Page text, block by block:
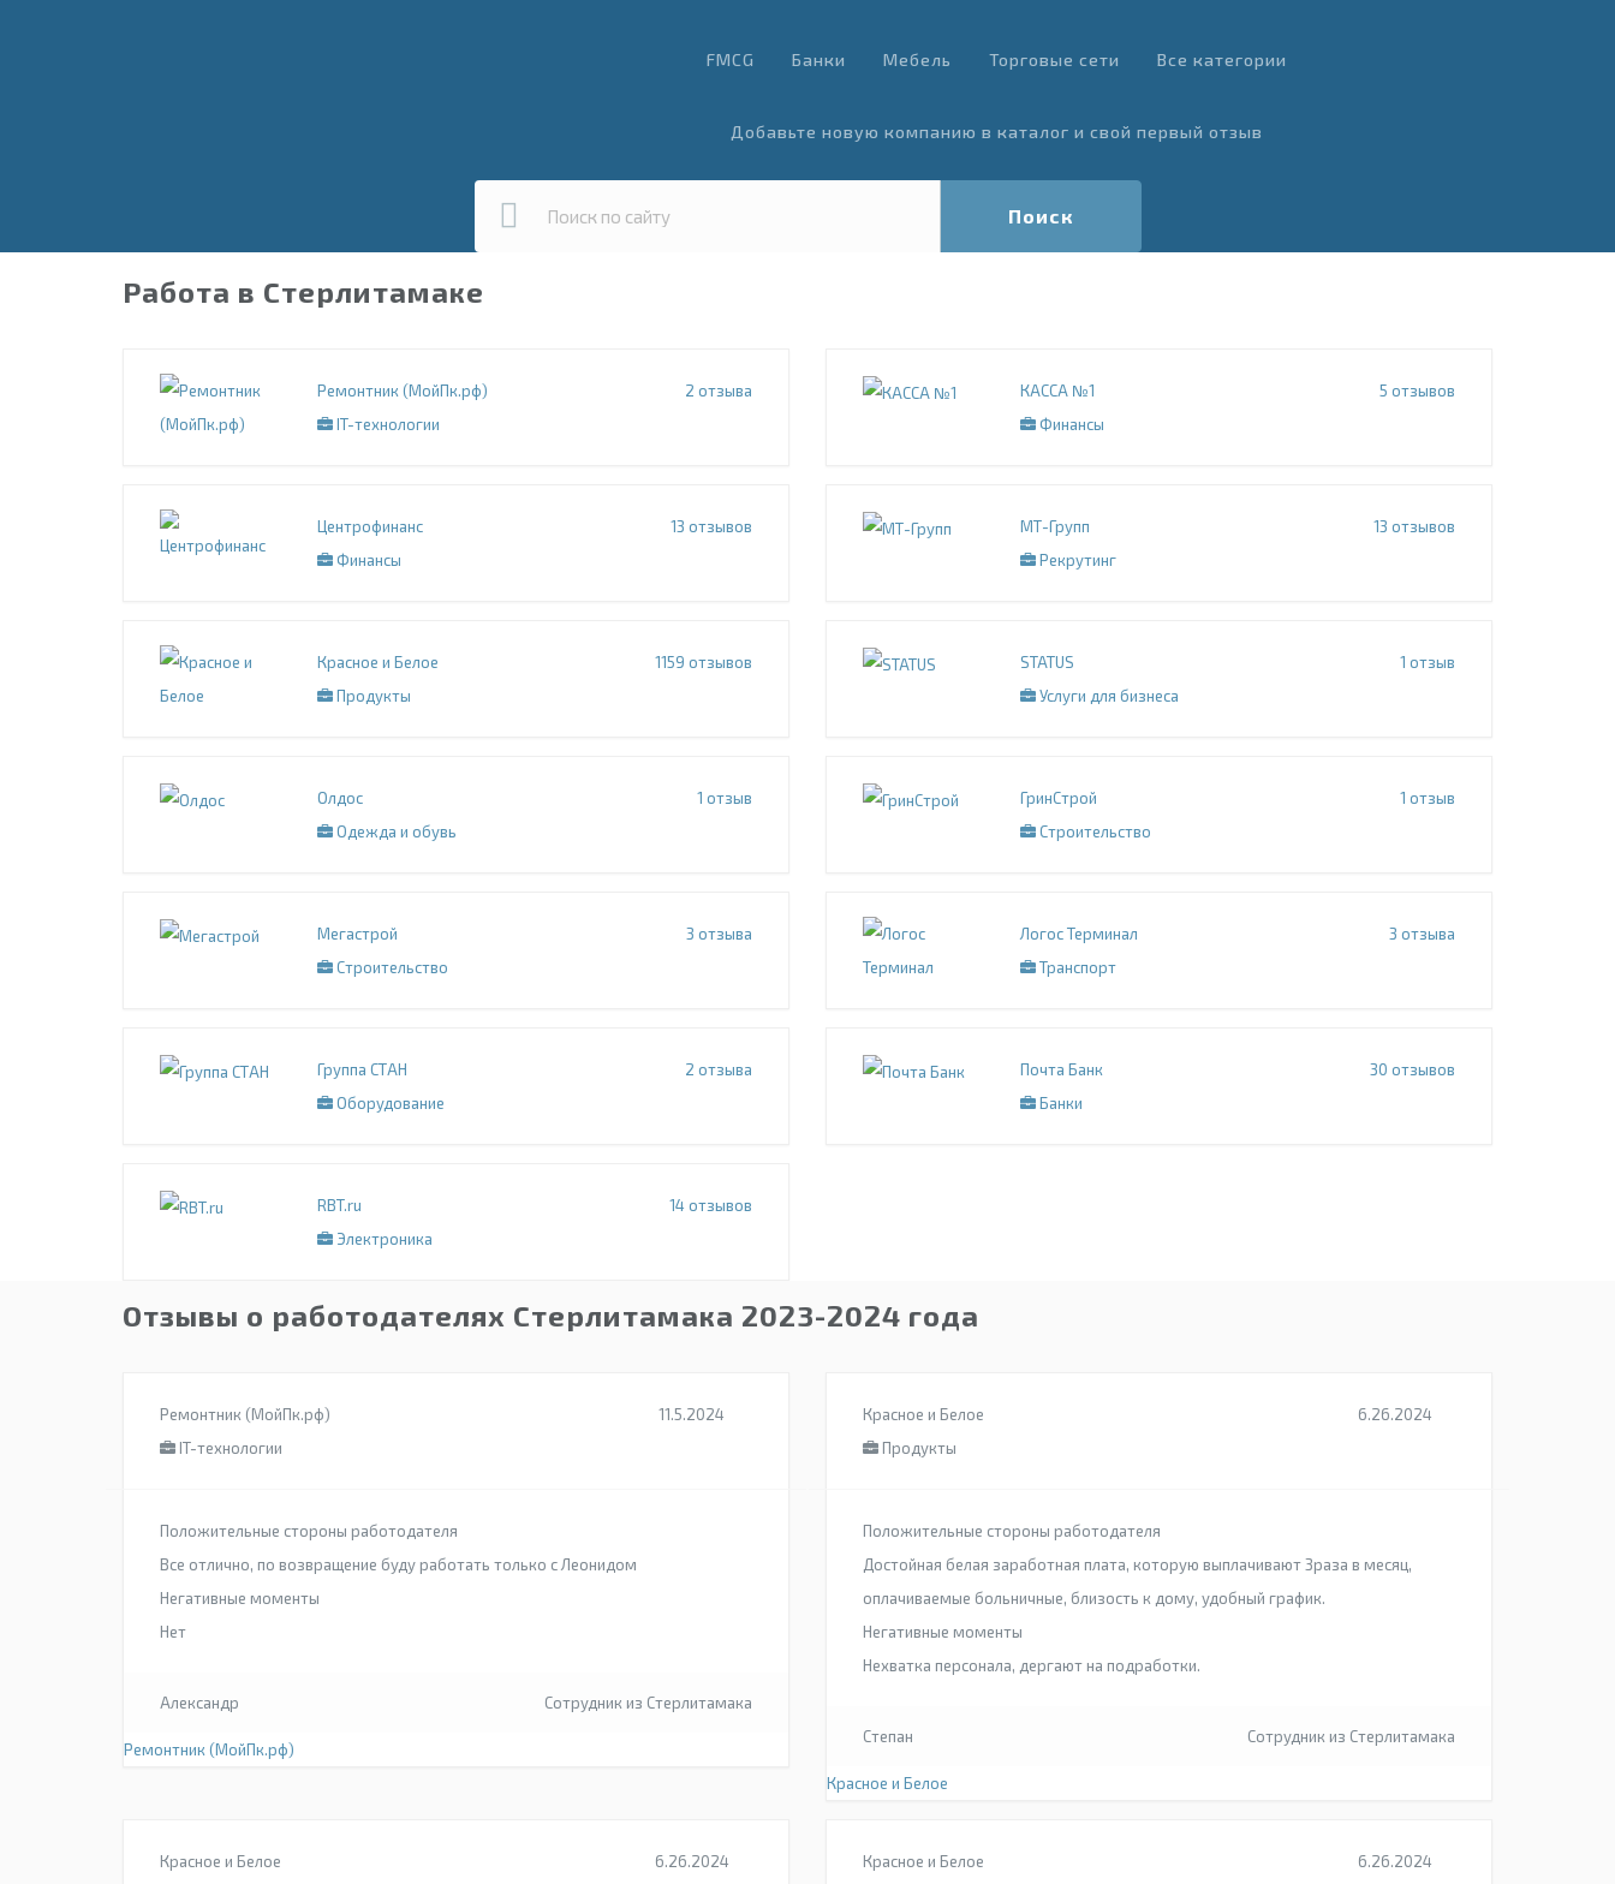
FMCG Банки Мебель Торговые сети Все категории
Добавьте новую компанию в каталог и свой первый отзыв
Поиск
Работа в Стерлитамаке
Ремонтник (МойПк.рф)
IT-технологии
2 отзыва
КАССА №1
Финансы
5 отзывов
Центрофинанс
Финансы
13 отзывов
МТ-Групп
Рекрутинг
13 отзывов
Красное и Белое
Продукты
1159 отзывов
STATUS
Услуги для бизнеса
1 отзыв
Олдос
Одежда и обувь
1 отзыв
ГринСтрой
Строительство
1 отзыв
Мегастрой
Строительство
3 отзыва
Логос Терминал
Транспорт
3 отзыва
Группа СТАН
Оборудование
2 отзыва
Почта Банк
Банки
30 отзывов
RBT.ru
Электроника
14 отзывов
Отзывы о работодателях Стерлитамака 2023-2024 года
Ремонтник (МойПк.рф)
IT-технологии
11.5.2024
Положительные стороны работодателя
Все отлично, по возвращение буду работать только с Леонидом
Негативные моменты
Нет
Александр Сотрудник из Стерлитамака
Ремонтник (МойПк.рф)
Красное и Белое
Продукты
6.26.2024
Положительные стороны работодателя
Достойная белая заработная плата, которую выплачивают 3раза в месяц,
оплачиваемые больничные, близость к дому, удобный график.
Негативные моменты
Нехватка персонала, дергают на подработки.
Степан Сотрудник из Стерлитамака
Красное и Белое
Красное и Белое
6.26.2024
Красное и Белое
6.26.2024